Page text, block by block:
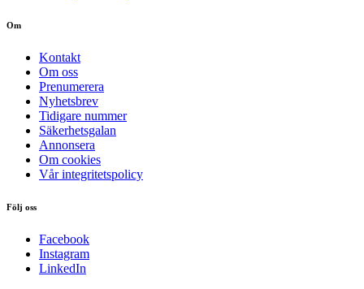
Om
Kontakt
Om oss
Prenumerera
Nyhetsbrev
Tidigare nummer
Säkerhetsgalan
Annonsera
Om cookies
Vår integritetspolicy
Följ oss
Facebook
Instagram
LinkedIn